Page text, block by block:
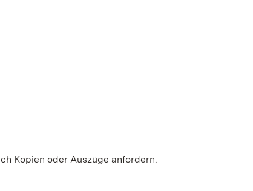
Kopien oder Auszüge anfordern.